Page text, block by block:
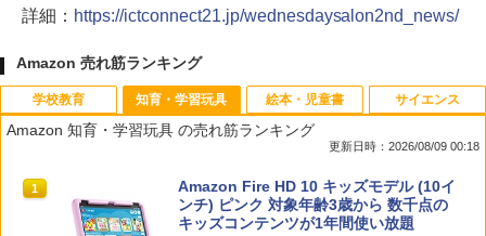
詳細： https://ictconnect21.jp/wednesdaysalon2nd_news/
Amazon 売れ筋ランキング
学校教育
1 教育者のためのコーチング入門
￥2,530
知育・学習玩具
Amazon 知育・学習玩具 の売れ筋ランキング
更新日時：2026/08/09 00:18
1
Amazon Fire HD 10 キッズモデル (10イ
ンチ) ピンク 対象年齢3歳から 数千点の
キッズコンテンツが1年間使い放題
絵本・児童書 サイエンス